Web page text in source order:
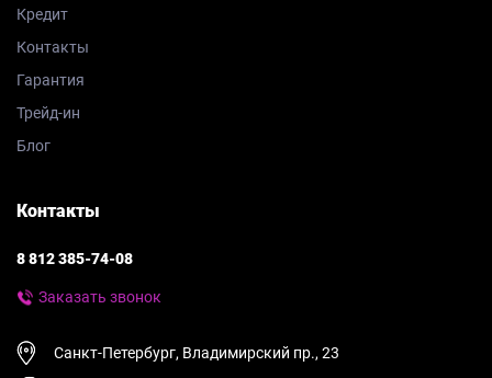
Кредит
Контакты
Гарантия
Трейд-ин
Блог
Контакты
8 812 385-74-08
Заказать звонок
Санкт-Петербург, Владимирский пр., 23